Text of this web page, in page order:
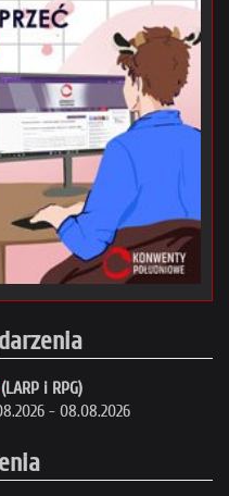
(LARP i RPG)
- 08.08.2026